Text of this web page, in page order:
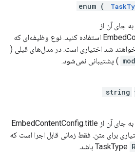
enum (
جای آن از
EmbedContentConfig.task_type استفاده کنید. نوع وظیفه‌ای که
خواهند شد اختیاری است. در مدل‌های قبلی (
) پشتیبانی نمی‌شود.
string
اختیاری. منسوخ شده: لطفاً به جای آن از EmbedContentConfig.title
برای متن. فقط زمانی قابل اجرا است که
TaskType باشد.